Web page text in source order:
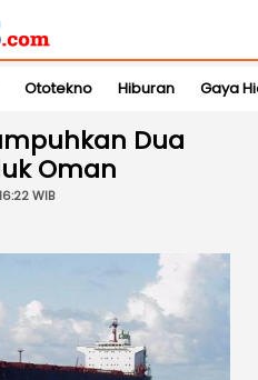
Ototekno Hiburan Gaya
Dua
Oman
WIB